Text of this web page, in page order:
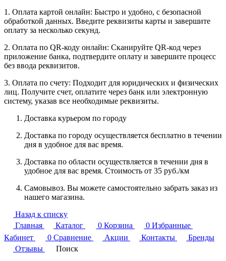
1. Оплата картой онлайн: Быстро и удобно, с безопасной
обработкой данных. Введите реквизиты карты и завершите
оплату за несколько секунд.
2. Оплата по QR-коду онлайн: Сканируйте QR-код через
приложение банка, подтвердите оплату и завершите процесс
без ввода реквизитов.
3. Оплата по счету: Подходит для юридических и физических
лиц. Получите счет, оплатите через банк или электронную
систему, указав все необходимые реквизиты.
Доставка курьером по городу
Доставка по городу осуществляется бесплатно в течении
дня в удобное для вас время.
Доставка по области осуществляется в течении дня в
удобное для вас время. Стоимость от 35 руб./км
Самовывоз. Вы можете самостоятельно забрать заказ из
нашего магазина.
Назад к списку
Главная
Каталог 0 Корзина 0 Избранные
Кабинет
0 Сравнение Акции Контакты
Бренды
Отзывы
Поиск